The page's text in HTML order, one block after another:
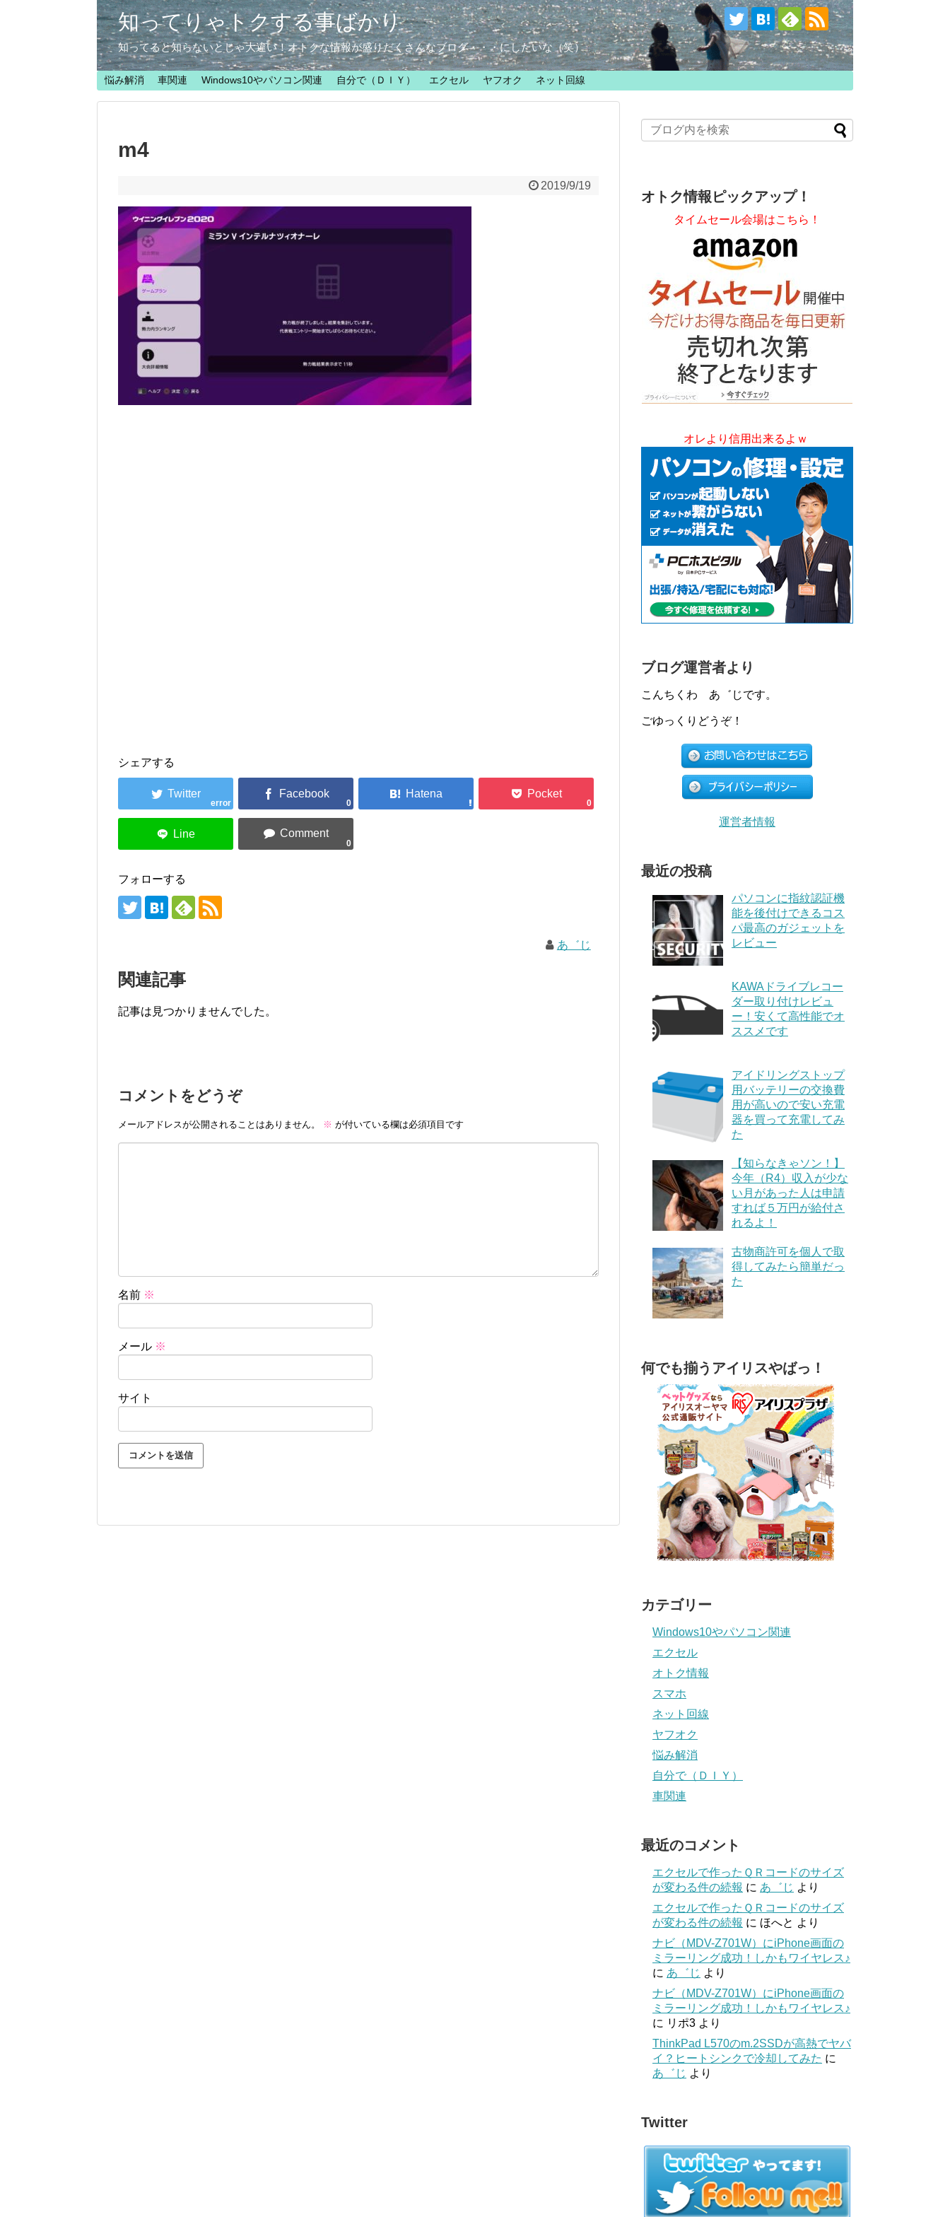
知ってりゃトクする事ばかり
知ってると知らないとじゃ大違い！オトクな情報が盛りだくさんなブログ・・・にしたいな（笑）
悩み解消 車関連 Windows10やパソコン関連 自分で（ＤＩＹ） エクセル ヤフオク ネット回線
m4
2019/9/19
シェアする
error 0 0
0
フォローする
あ゛じ
関連記事
記事は見つかりませんでした。
コメントをどうぞ
メールアドレスが公開されることはありません。 ※ が付いている欄は必須項目です
名前 ※
メール ※
サイト
オトク情報ピックアップ！
タイムセール会場はこちら！
オレより信用出来るよｗ
ブログ運営者より
こんちくわ あ゛じです。
ごゆっくりどうぞ！
運営者情報
最近の投稿
パソコンに指紋認証機
能を後付けできるコス
パ最高のガジェットを
レビュー
KAWAドライブレコー
ダー取り付けレビュ
ー！安くて高性能でオ
ススメです
アイドリングストップ
用バッテリーの交換費
用が高いので安い充電
器を買って充電してみ
た
【知らなきゃソン！】
今年（R4）収入が少な
い月があった人は申請
すれば５万円が給付さ
れるよ！
古物商許可を個人で取
得してみたら簡単だっ
た
何でも揃うアイリスやばっ！
カテゴリー
Windows10やパソコン関連
エクセル
オトク情報
スマホ
ネット回線
ヤフオク
悩み解消
自分で（ＤＩＹ）
車関連
最近のコメント
エクセルで作ったＱＲコードのサイズ
が変わる件の続報 に あ゛じ より
エクセルで作ったＱＲコードのサイズ
が変わる件の続報 に ほへと より
ナビ（MDV-Z701W）にiPhone画面の
ミラーリング成功！しかもワイヤレス♪
に あ゛じ より
ナビ（MDV-Z701W）にiPhone画面の
ミラーリング成功！しかもワイヤレス♪
に リポ3 より
ThinkPad L570のm.2SSDが高熱でヤバ
イ？ヒートシンクで冷却してみた に
あ゛じ より
Twitter